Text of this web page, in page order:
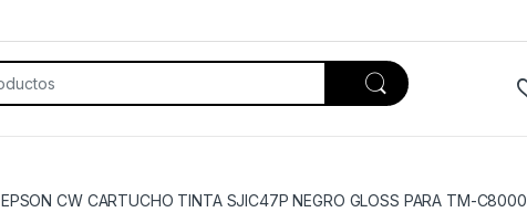
EPSON CW CARTUCHO TINTA SJIC47P NEGRO GLOSS PARA TM-C8000